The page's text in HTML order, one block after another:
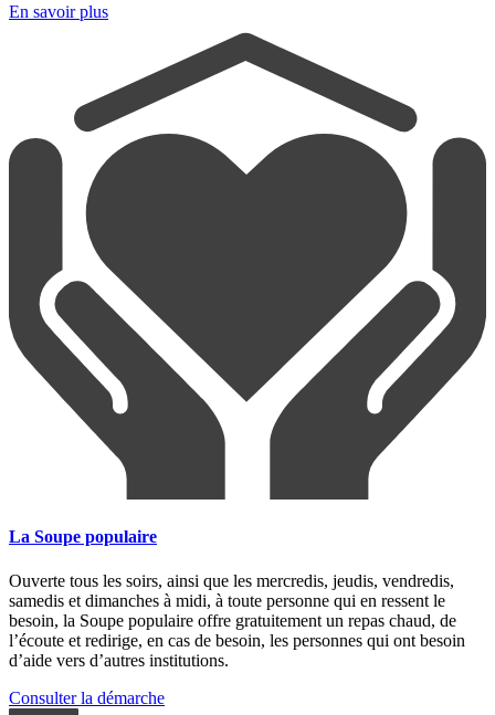
En savoir plus
La Soupe populaire
Ouverte tous les soirs, ainsi que les mercredis, jeudis, vendredis,
samedis et dimanches à midi, à toute personne qui en ressent le
besoin, la Soupe populaire offre gratuitement un repas chaud, de
l’écoute et redirige, en cas de besoin, les personnes qui ont besoin
d’aide vers d’autres institutions.
Consulter la démarche